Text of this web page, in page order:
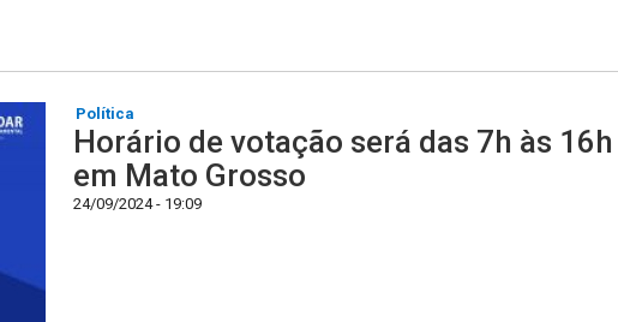
Política
Horário de votação será das 7h às 16h
em Mato Grosso
24/09/2024 - 19:09